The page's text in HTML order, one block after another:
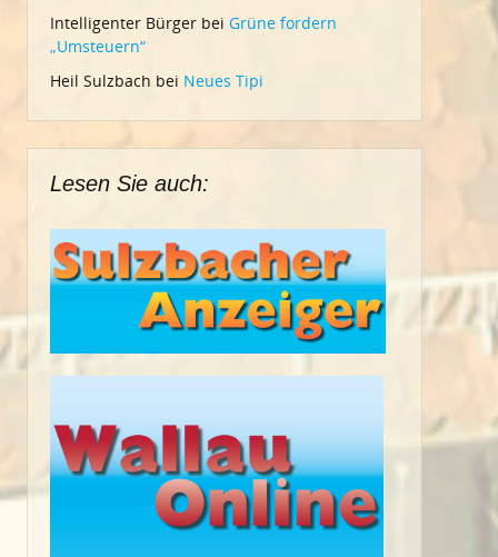
Intelligenter Bürger bei Grüne fordern
„Umsteuern“
Heil Sulzbach bei Neues Tipi
Lesen Sie auch: